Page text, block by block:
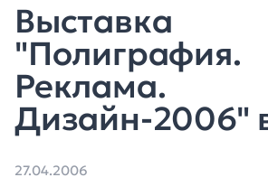
Выставка
"Полиграфия.
Реклама.
Дизайн-2006"
27.04.2006